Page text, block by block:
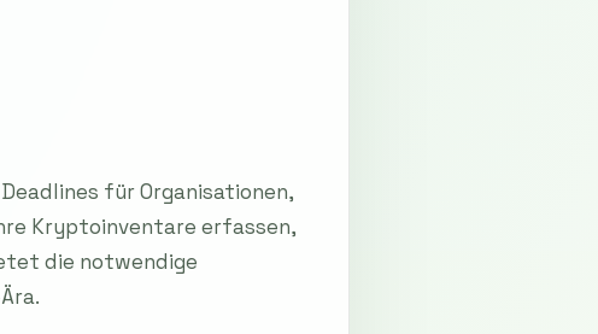
für Organisationen,
Kryptoinventare erfassen,
die notwendige